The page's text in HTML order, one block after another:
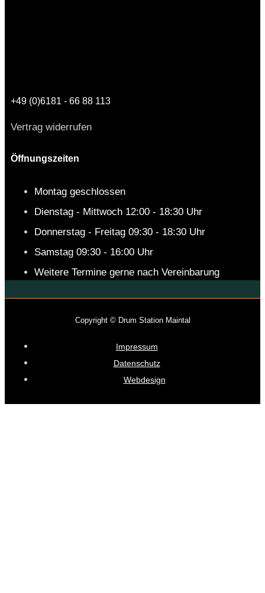
+49 (0)6181 - 66 88 113
Vertrag widerrufen
Öffnungszeiten
Montag geschlossen
Dienstag - Mittwoch 12:00 - 18:30 Uhr
Donnerstag - Freitag 09:30 - 18:30 Uhr
Samstag 09:30 - 16:00 Uhr
Weitere Termine gerne nach Vereinbarung
Copyright © Drum Station Maintal
Impressum
Datenschutz
Webdesign